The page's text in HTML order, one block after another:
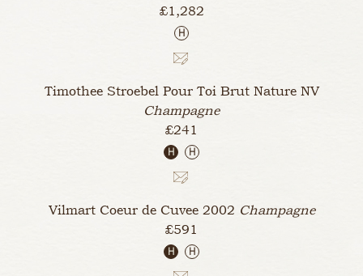
£1,282
H
Timothee Stroebel Pour Toi Brut Nature NV
Champagne
£241
H H
Vilmart Coeur de Cuvee 2002 Champagne
£591
H H